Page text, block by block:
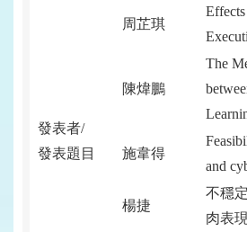
發表者/
發表題目
周芷琪
陳煒鵬
The
施韋得
and
楊捷
不穩
肉表